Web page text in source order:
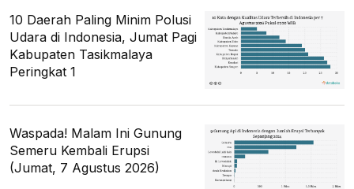
10 Daerah Paling Minim Polusi
Udara di Indonesia, Jumat Pagi
Kabupaten Tasikmalaya
Peringkat 1
Waspada! Malam Ini Gunung
Semeru Kembali Erupsi
(Jumat, 7 Agustus 2026)